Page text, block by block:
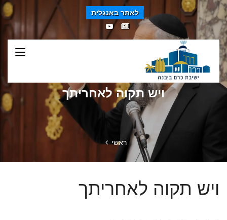
לאתר באנגלית
ויש תקוה לאחריתך
ראשי
ויש תקוה לאחריתך